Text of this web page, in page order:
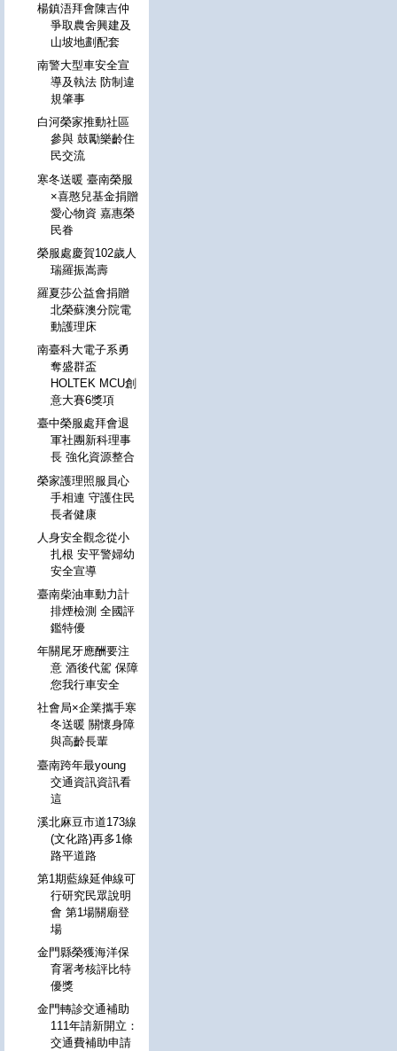
楊鎮浯拜會陳吉仲
爭取農舍興建及
山坡地劃配套
南警大型車安全宣
導及執法 防制違
規肇事
白河榮家推動社區
參與 鼓勵樂齡住
民交流
寒冬送暖 臺南榮服
×喜憨兒基金捐贈
愛心物資 嘉惠榮
民眷
榮服處慶賀102歲人
瑞羅振嵩壽
羅夏莎公益會捐贈
北榮蘇澳分院電
動護理床
南臺科大電子系勇
奪盛群盃
HOLTEK MCU創
意大賽6獎項
臺中榮服處拜會退
軍社團新科理事
長 強化資源整合
榮家護理照服員心
手相連 守護住民
長者健康
人身安全觀念從小
扎根 安平警婦幼
安全宣導
臺南柴油車動力計
排煙檢測 全國評
鑑特優
年關尾牙應酬要注
意 酒後代駕 保障
您我行車安全
社會局×企業攜手寒
冬送暖 關懷身障
與高齡長輩
臺南跨年最young
交通資訊資訊看
這
溪北麻豆市道173線
(文化路)再多1條
路平道路
第1期藍線延伸線可
行研究民眾說明
會 第1場關廟登
場
金門縣榮獲海洋保
育署考核評比特
優獎
金門轉診交通補助
111年請新開立：
交通費補助申請